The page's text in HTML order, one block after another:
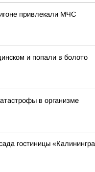
привлекали МЧС
и попали в болото
в организме
гостиницы